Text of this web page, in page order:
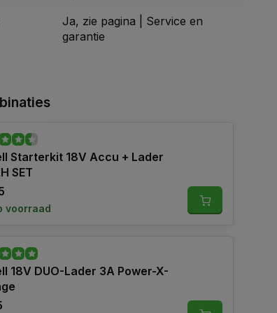
Ja, zie pagina | Service en
garantie
Starterkit 18V Accu + Lader
SET
voorraad
18V DUO-Lader 3A Power-X-